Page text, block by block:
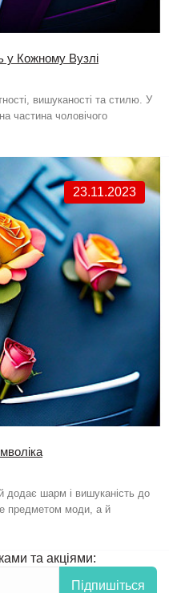
у Кожному Вузлі
вишуканості та стилю. У
частина чоловічого
23.11.2023
додає шарм і вишуканість до
предметом моди, а й
та акціями:
Підпишіться